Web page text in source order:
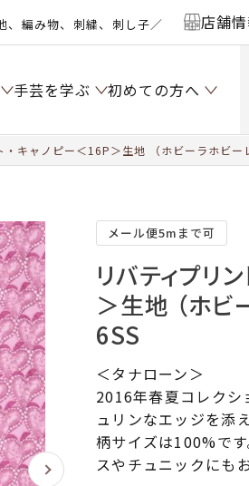
、編み物、刺繍、刺し子／ 店舗
手芸を学ぶ 初めての方へ
・キャノピー＜16P＞生地 （ホビーラホビ
メール便5mまで可
リバティプリ
＞生地 （ホビ
6SS
＜タナローン＞
2016年春夏コレクシ
ュリンなエッジを添
柄サイズは100%で
スやチュニックにも